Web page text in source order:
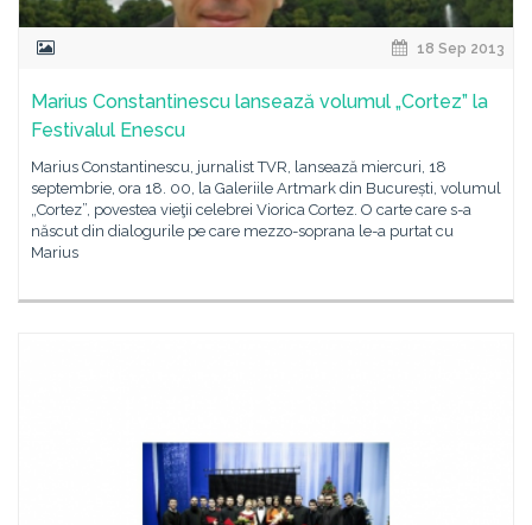
18 Sep 2013
Marius Constantinescu lansează volumul „Cortez” la
Festivalul Enescu
Marius Constantinescu, jurnalist TVR, lansează miercuri, 18
septembrie, ora 18. 00, la Galeriile Artmark din București, volumul
„Cortez”, povestea vieţii celebrei Viorica Cortez. O carte care s-a
născut din dialogurile pe care mezzo-soprana le-a purtat cu
Marius